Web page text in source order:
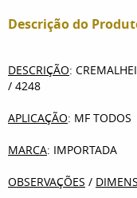
Descrição do
DESCRIÇÃO:
/ 4248
APLICAÇÃO: MF TODOS
MARCA: IMPORTADA
OBSERVAÇÕES /